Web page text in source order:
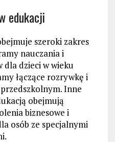
edukacji
szeroki zakres
nauczania i
dzieci w wieku
łączące rozrywkę i
Inne
obejmują
biznesowe i
osób ze specjalnymi